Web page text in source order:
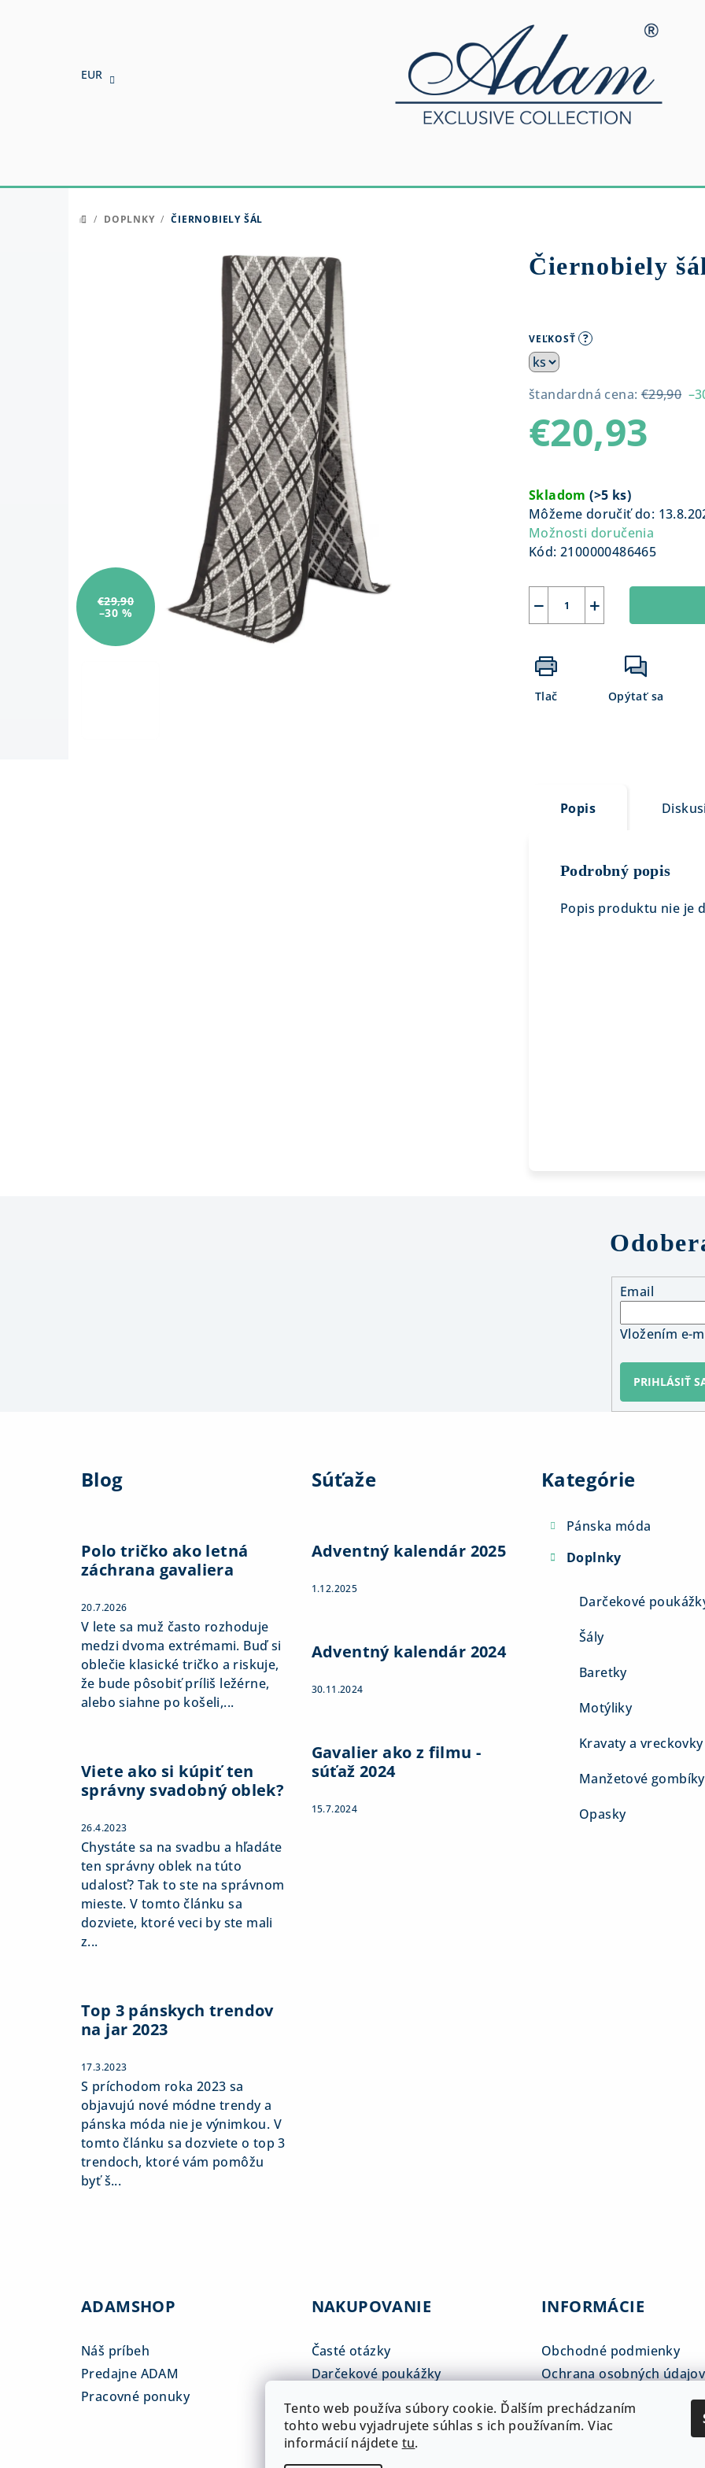
Tento web používa súbory cookie. Ďalším prechádzaním
tohto webu vyjadrujete súhlas s ich používaním. Viac
informácií nájdete tu.
EUR
DOMOV
/ DOPLNKY / ČIERNOBIELY ŠÁL
Čiernobiely
VEĽKOSŤ ?
štandardná cena: €29,90
€20,93
cena:
Skladom(>5 ks)
Môžeme doručiť do:
Možnosti doručenia
Kód: 2100000486465
+
−
Tlač Opýtať sa
€29,90
–30 %
Popis
Podrobný popis
Popis produktu nie je
Email
Vložením e-
PRIHLÁSIŤ
Blog
Polo tričko ako letná
záchrana gavaliera
20.7.2026
V lete sa muž často rozhoduje
medzi dvoma extrémami. Buď si
oblečie klasické tričko a riskuje,
že bude pôsobiť príliš ležérne,
alebo siahne po košeli,...
Viete ako si kúpiť ten
správny svadobný oblek?
26.4.2023
Chystáte sa na svadbu a hľadáte
ten správny oblek na túto
udalosť? Tak to ste na správnom
mieste. V tomto článku sa
dozviete, ktoré veci by ste mali
z...
Top 3 pánskych trendov
na jar 2023
17.3.2023
S príchodom roka 2023 sa
objavujú nové módne trendy a
pánska móda nie je výnimkou. V
tomto článku sa dozviete o top 3
trendoch, ktoré vám pomôžu
byť š...
Súťaže
Adventný kalendár 2025
1.12.2025
Adventný kalendár 2024
30.11.2024
Gavalier ako z filmu -
súťaž 2024
15.7.2024
Kategórie
Pánska móda
Doplnky
Darčekové
Šály
Baretky
Motýliky
Kravaty a vreckovky
Manžetové gombíky
Opasky
ADAMSHOP
Náš príbeh
Predajne ADAM
Pracovné ponuky
NAKUPOVANIE
Časté otázky
Darčekové poukážky
Platba a doprava
INFORMÁCIE
Obchodné podmienky
Ochrana osobných údajov
ADAM klub